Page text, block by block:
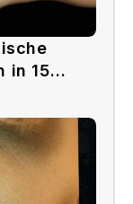
in 15